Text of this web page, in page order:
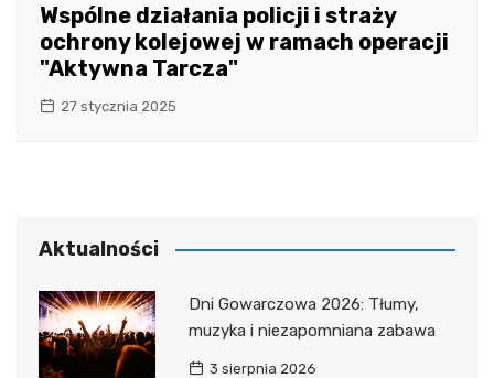
Wspólne działania policji i straży
ochrony kolejowej w ramach operacji
"Aktywna Tarcza"
27 stycznia 2025
Aktualności
Dni Gowarczowa 2026: Tłumy,
muzyka i niezapomniana zabawa
3 sierpnia 2026